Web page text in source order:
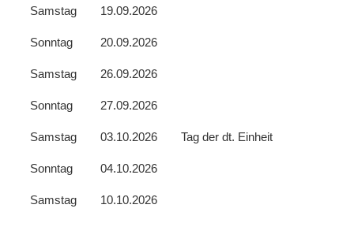
Samstag 19.09.2026
Sonntag 20.09.2026
Samstag 26.09.2026
Sonntag 27.09.2026
Samstag 03.10.2026 Tag der dt. Einheit
Sonntag 04.10.2026
Samstag 10.10.2026